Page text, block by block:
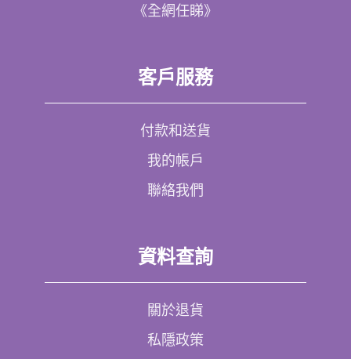
《全網任睇》
客戶服務
付款和送貨
我的帳戶
聯絡我們
資料查詢
關於退貨
私隱政策